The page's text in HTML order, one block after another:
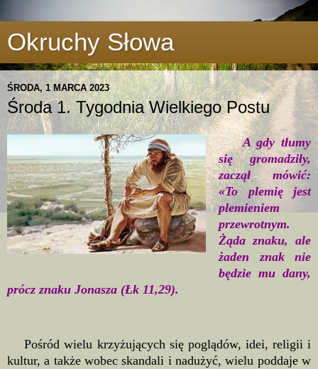
Okruchy Słowa
ŚRODA, 1 MARCA 2023
Środa 1. Tygodnia Wielkiego Postu
A gdy tłumy
się gromadziły,
zaczął mówić:
«To plemię jest
plemieniem
przewrotnym.
Żąda znaku, ale
żaden znak nie
będzie mu dany,
prócz znaku Jonasza (Łk 11,29).
Pośród wielu krzyżujących się poglądów, idei, religii i
kultur, a także wobec skandali i nadużyć, wielu poddaje w